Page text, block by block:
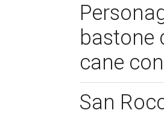
bastone
cane
San